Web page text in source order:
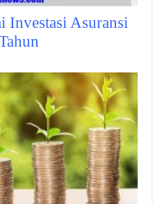
Investasi Asuransi